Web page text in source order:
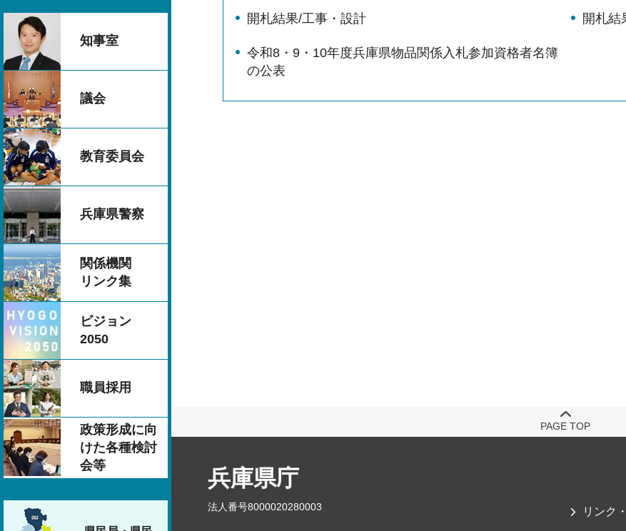
知事室
議会
教育委員会
兵庫県警察
関係機関
リンク集
ビジョン
2050
職員採用
政策形成に向
けた各種検討
会等
開札結果/工事・設計 開札結
令和8・9・10年度兵庫県物品関係入札参加資格者名簿
の公表
PAGE TOP
兵庫県庁
法人番号8000020280003 リンク